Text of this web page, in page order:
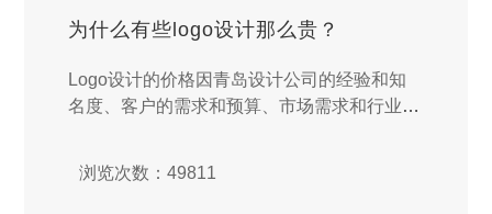
为什么有些logo设计那么贵？
Logo设计的价格因青岛设计公司的经验和知
名度、客户的需求和预算、市场需求和行业标
验和知名度：一些经验丰富的知名设计公司通
浏览次数：49811